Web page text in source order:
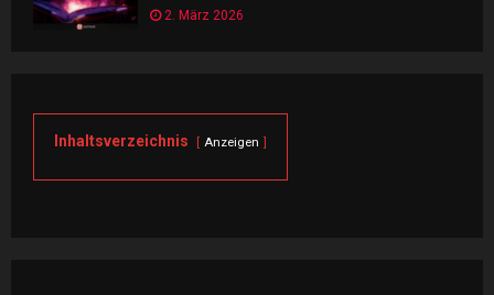
2. März 2026
Inhaltsverzeichnis Anzeigen